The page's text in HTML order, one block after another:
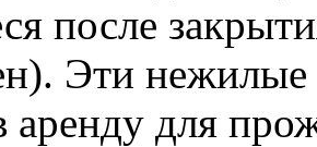
после
Эти нежилые
аренду для